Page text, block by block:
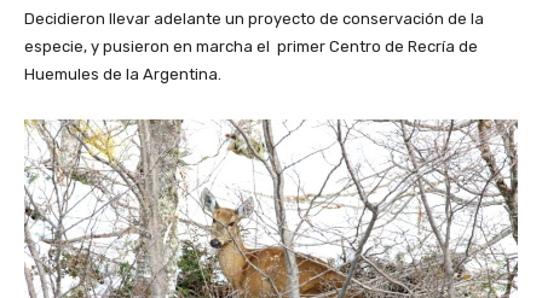
Decidieron llevar adelante un proyecto de conservación de la
especie, y pusieron en marcha el primer Centro de Recría de
Huemules de la Argentina.